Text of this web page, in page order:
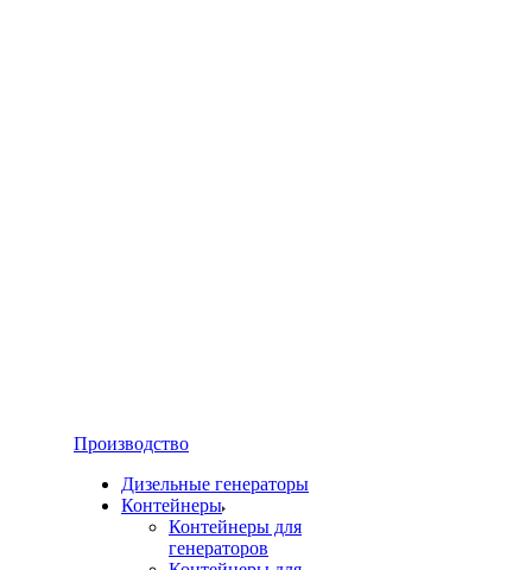
Производство
Дизельные генераторы
Контейнеры
Контейнеры для
генераторов